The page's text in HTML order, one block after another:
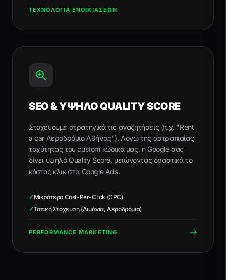
ΤΕΧΝΟΛΟΓΙΑ ΕΝΟΙΚΙΑΣΕΩΝ
SEO & ΥΨΗΛΟ QUALITY SCORE
Στοχεύουμε στρατηγικά τις αναζητήσεις (π.χ. "Rent
a car Αεροδρόμιο Αθήνας"). Λόγω της αστραπιαίας
ταχύτητας του custom κώδικά μας, η Google σας
δίνει υψηλό Quality Score, μειώνοντας δραστικά το
κόστος κλικ στα Google Ads.
✓Μικρότερο Cost-Per-Click (CPC)
✓Τοπική Στόχευση (Λιμάνια, Αεροδρόμια)
PERFORMANCE MARKETING